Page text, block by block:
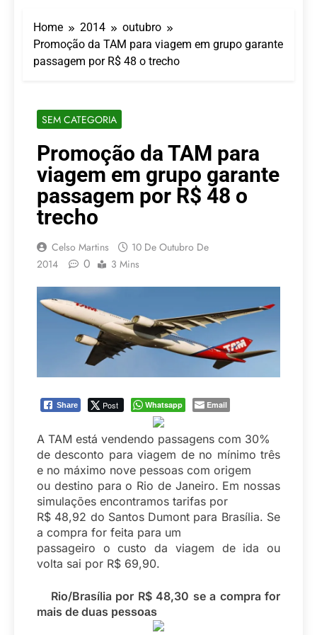
de operação do
Embraer 195-E2
5 De Agosto De 2026
Azul retoma voos
diretos entre Porto
fortalece infraestrutura
Toda a Europa em Um
Só Lugar: Descubra as
Atrações do Parque
Mini-Europe
4 De Agosto De 2026
Por Dentro do Atomium:
História, Ciência e a
Home 2014
outubro
Promoção da TAM para viagem em grupo garante
passagem por R$ 48 o trecho
SEM CATEGORIA
Promoção da TAM para
viagem em grupo garante
passagem por R$ 48 o
trecho
Celso Martins
10 De Outubro De
2014
0 3 Mins
Share Post Whatsapp Email
A TAM está vendendo passagens com 30%
de desconto para viagem de no mínimo três
e no máximo nove pessoas com origem
ou destino para o Rio de Janeiro. Em nossas
simulações encontramos tarifas por
R$ 48,92 do Santos Dumont para Brasília. Se
a compra for feita para um
passageiro o custo da viagem de ida ou
volta sai por R$ 69,90.
Rio/Brasília por R$ 48,30 se a compra for
mais de duas pessoas